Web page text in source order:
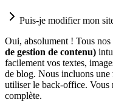
Puis-je modifier mon
Oui, absolument ! Tous
de gestion de contenu)
facilement vos textes,
de blog. Nous incluons une
utiliser le back-office. Vous
complète.